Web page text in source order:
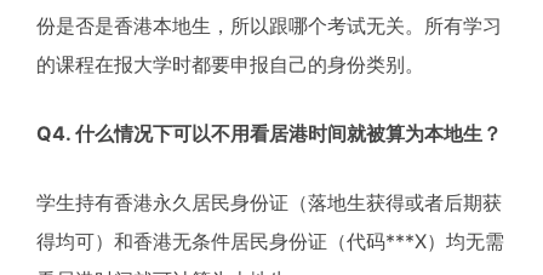
份是否是香港本地生，所以跟哪个考试无关。所有学习
的课程在报大学时都要申报自己的身份类别。
Q4. 什么情况下可以不用看居港时间就被算为本地生？
学生持有香港永久居民身份证（落地生获得或者后期获
得均可）和香港无条件居民身份证（代码***X）均无需